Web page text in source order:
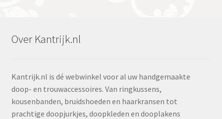
Over Kantrijk.nl
Kantrijk.nl is dé webwinkel voor al uw handgemaakte
doop- en trouwaccessoires. Van ringkussens,
kousenbanden, bruidshoeden en haarkransen tot
prachtige doopjurkjes, doopkleden en dooplakens